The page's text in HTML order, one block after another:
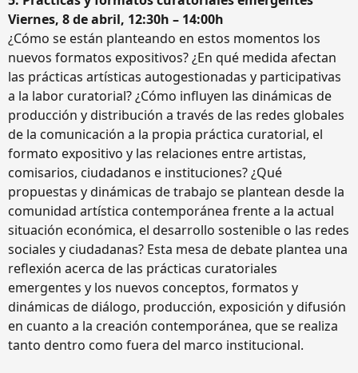
Viernes, 8 de abril, 12:30h – 14:00h
¿Cómo se están planteando en estos momentos los
nuevos formatos expositivos? ¿En qué medida afectan
las prácticas artísticas autogestionadas y participativas
a la labor curatorial? ¿Cómo influyen las dinámicas de
producción y distribución a través de las redes globales
de la comunicación a la propia práctica curatorial, el
formato expositivo y las relaciones entre artistas,
comisarios, ciudadanos e instituciones? ¿Qué
propuestas y dinámicas de trabajo se plantean desde la
comunidad artística contemporánea frente a la actual
situación económica, el desarrollo sostenible o las redes
sociales y ciudadanas? Esta mesa de debate plantea una
reflexión acerca de las prácticas curatoriales
emergentes y los nuevos conceptos, formatos y
dinámicas de diálogo, producción, exposición y difusión
en cuanto a la creación contemporánea, que se realiza
tanto dentro como fuera del marco institucional.